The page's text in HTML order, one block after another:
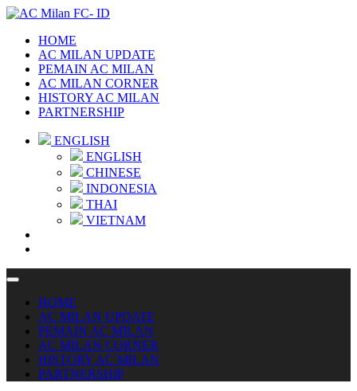
HOME
AC MILAN UPDATE
PEMAIN AC MILAN
AC MILAN CORNER
HISTORY AC MILAN
PARTNERSHIP
ENGLISH
ENGLISH
CHINESE
INDONESIA
THAI
VIETNAM
HOME
AC MILAN UPDATE
PEMAIN AC MILAN
AC MILAN CORNER
HISTORY AC MILAN
PARTNERSHIP